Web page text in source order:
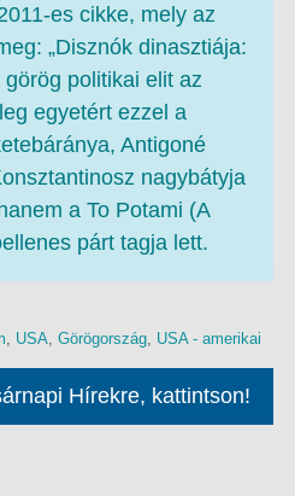
es cikke, mely az
„Disznók dinasztiája:
politikai elit az
egyetért ezzel a
Antigoné
nagybátyja
a To Potami (A
párt tagja lett.
, USA, Görögország, USA - amerikai
Hírekre, kattintson!